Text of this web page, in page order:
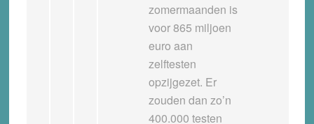
zomermaanden is
voor 865 miljoen
euro aan
zelftesten
opzijgezet. Er
zouden dan zo’n
400.000 testen